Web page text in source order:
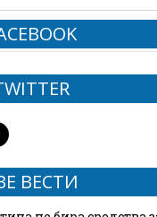
ВЕСТИ